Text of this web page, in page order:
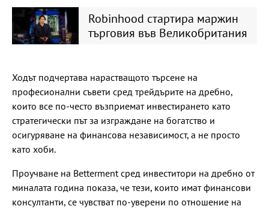
Robinhood стартира маржин
търговия във Великобритания
Ходът подчертава нарастващото търсене на
професионални съвети сред трейдърите на дребно,
които все по-често възприемат инвестирането като
стратегически път за изграждане на богатство и
осигуряване на финансова независимост, а не просто
като хоби.
Проучване на Betterment сред инвеститори на дребно от
миналата година показа, че тези, които имат финансови
консултанти, се чувстват по-уверени по отношение на